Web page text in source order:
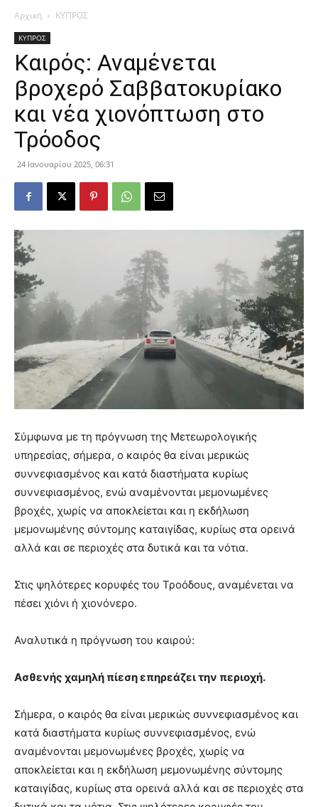
Αρχική ΚΥΠΡΟΣ
ΚΥΠΡΟΣ
Καιρός: Αναμένεται
βροχερό Σαββατοκυρίακο
και νέα χιονόπτωση στο
Τρόοδος
24 Ιανουαρίου 2025, 06:31
Σύμφωνα με τη πρόγνωση της Μετεωρολογικής
υπηρεσίας, σήμερα, ο καιρός θα είναι μερικώς
συννεφιασμένος και κατά διαστήματα κυρίως
συννεφιασμένος, ενώ αναμένονται μεμονωμένες
βροχές, χωρίς να αποκλείεται και η εκδήλωση
μεμονωμένης σύντομης καταιγίδας, κυρίως στα ορεινά
αλλά και σε περιοχές στα δυτικά και τα νότια.
Στις ψηλότερες κορυφές του Τροόδους, αναμένεται να
πέσει χιόνι ή χιονόνερο.
Αναλυτικά η πρόγνωση του καιρού:
Ασθενής χαμηλή πίεση επηρεάζει την περιοχή.
Σήμερα, ο καιρός θα είναι μερικώς συννεφιασμένος και
κατά διαστήματα κυρίως συννεφιασμένος, ενώ
αναμένονται μεμονωμένες βροχές, χωρίς να
αποκλείεται και η εκδήλωση μεμονωμένης σύντομης
καταιγίδας, κυρίως στα ορεινά αλλά και σε περιοχές στα